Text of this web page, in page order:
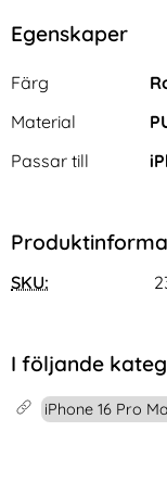
I Härdat Glas
2-PACK Skärmskydd
Art. nr 240412
111 kr
Tillgänglighet:
I lager
iPhone 17 Pro
Egenskaper
Egenskaper/
Attribut
Färg
Material
Passar till
SKU:
I följande
iPhone 16 Pro